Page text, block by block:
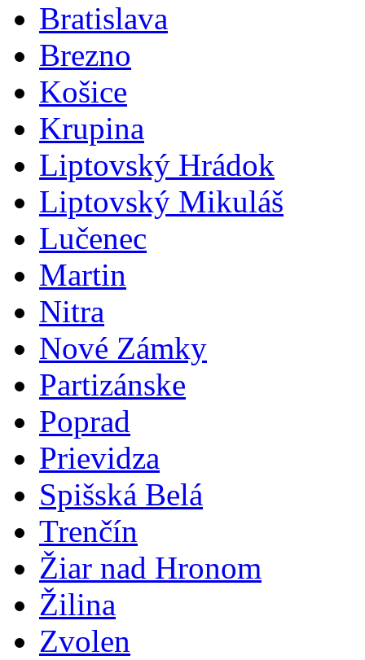
Bratislava
Brezno
Košice
Krupina
Liptovský Hrádok
Liptovský Mikuláš
Lučenec
Martin
Nitra
Nové Zámky
Partizánske
Poprad
Prievidza
Spišská Belá
Trenčín
Žiar nad Hronom
Žilina
Zvolen